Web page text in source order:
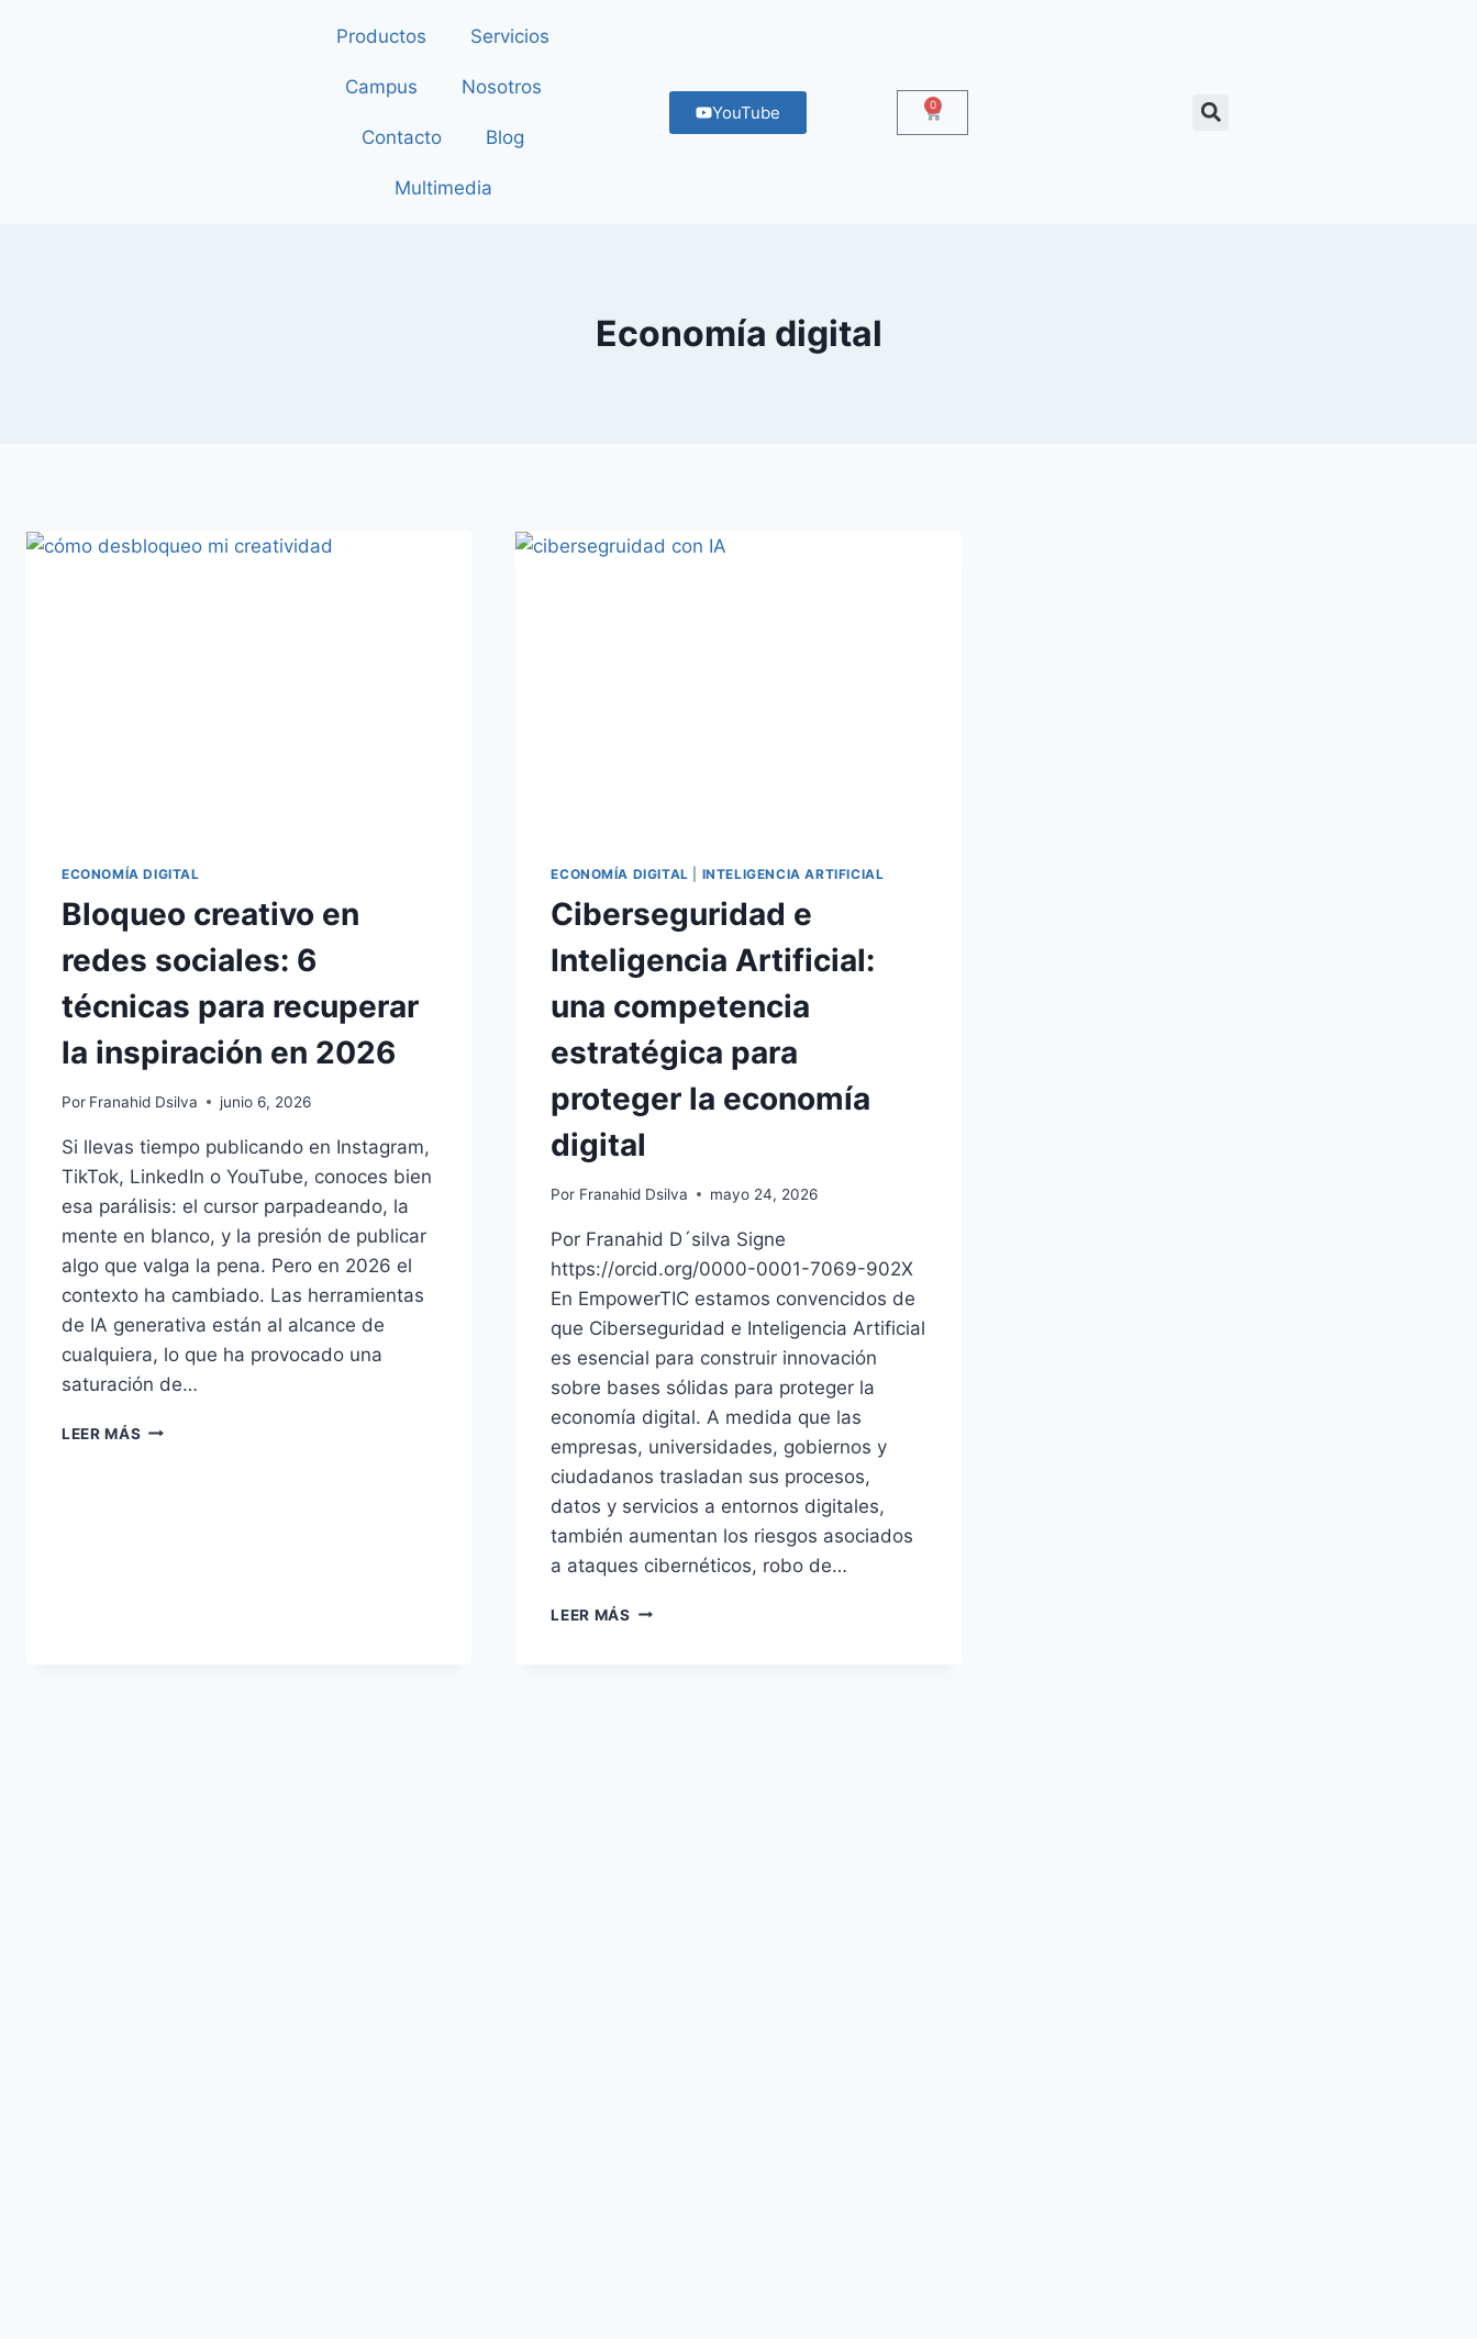
Productos Servicios
Campus Nosotros
Contacto Blog
Multimedia
YouTube 0
Economía digital
ECONOMÍA DIGITAL
Bloqueo creativo en
redes sociales: 6
técnicas para recuperar
la inspiración en 2026
Por Franahid Dsilva junio 6, 2026
Si llevas tiempo publicando en Instagram,
TikTok, LinkedIn o YouTube, conoces bien
esa parálisis: el cursor parpadeando, la
mente en blanco, y la presión de publicar
algo que valga la pena. Pero en 2026 el
contexto ha cambiado. Las herramientas
de IA generativa están al alcance de
cualquiera, lo que ha provocado una
saturación de…
LEER MÁS
ECONOMÍA DIGITAL INTELIGENCIA ARTIFICIAL
Ciberseguridad e
Inteligencia Artificial:
una competencia
estratégica para
proteger la economía
digital
Por Franahid Dsilva mayo 24, 2026
Por Franahid D´silva Signe
https://orcid.org/0000-0001-7069-902X
En EmpowerTIC estamos convencidos de
que Ciberseguridad e Inteligencia Artificial
es esencial para construir innovación
sobre bases sólidas para proteger la
economía digital. A medida que las
empresas, universidades, gobiernos y
ciudadanos trasladan sus procesos,
datos y servicios a entornos digitales,
también aumentan los riesgos asociados
a ataques cibernéticos, robo de…
LEER MÁS